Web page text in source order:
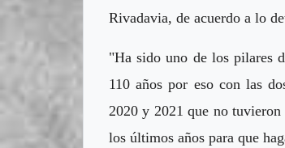
Rivadavia, de acuerdo a lo
"Ha sido uno de los pilares
110 años por eso con las
2020 y 2021 que no
los últimos años para que